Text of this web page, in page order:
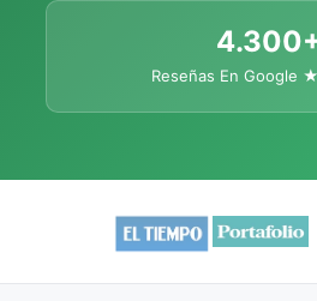
Reseñas En